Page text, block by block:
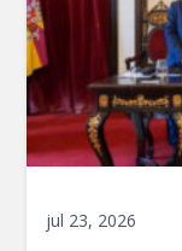
jul 23, 2026